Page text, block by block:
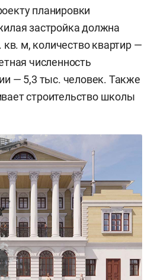
планировки
застройка должна
кв. м, количество квартир —
численность
— 5,3 тыс. человек. Также
строительство школы